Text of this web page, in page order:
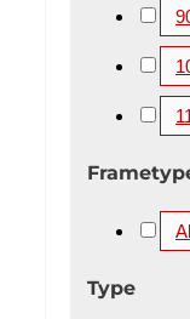
Type